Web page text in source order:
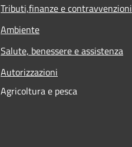
Tributi,finanze e contravvenzioni
Ambiente
Salute, benessere e assistenza
Autorizzazioni
Agricoltura e pesca